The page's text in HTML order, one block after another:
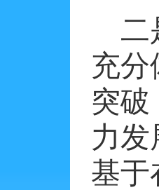
二
充分
突破
力发
基于